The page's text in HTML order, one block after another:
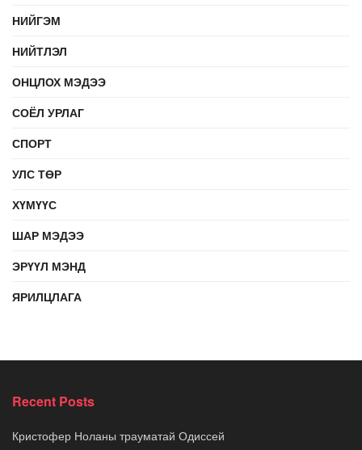
НИЙГЭМ
НИЙТЛЭЛ
ОНЦЛОХ МЭДЭЭ
СОЁЛ УРЛАГ
СПОРТ
УЛС ТӨР
ХҮМҮҮС
ШАР МЭДЭЭ
ЭРҮҮЛ МЭНД
ЯРИЛЦЛАГА
Recent Posts
Кристофер Ноланы трауматай Одиссей